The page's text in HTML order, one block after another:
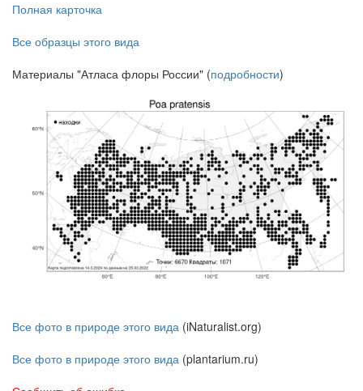
Полная карточка
Все образцы этого вида
Материалы "Атласа флоры России" (подробности)
Все фото в природе этого вида (iNaturalist.org)
Все фото в природе этого вида (plantarium.ru)